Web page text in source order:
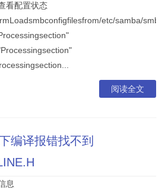
看配置状态
etc/samba/
阅读全文
编译报错找不到
息